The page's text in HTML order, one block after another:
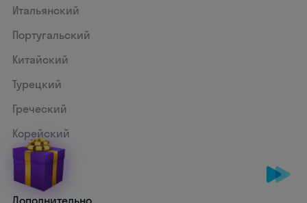
Итальянский
Португальский
Китайский
Турецкий
Греческий
Корейский
Японский